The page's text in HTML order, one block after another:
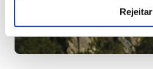
Rejeitar